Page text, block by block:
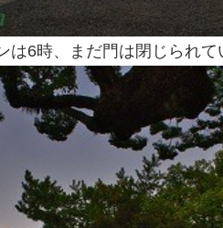
は6時、まだ門は閉じられて